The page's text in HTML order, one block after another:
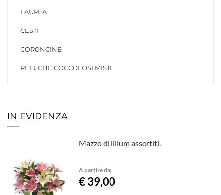
LAUREA
CESTI
CORONCINE
PELUCHE COCCOLOSI MISTI
IN EVIDENZA
Mazzo di lilium assortiti.
A partire da:
€ 39,00